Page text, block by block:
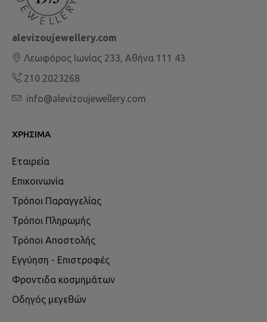
alevizoujewellery.com
Λεωφόρος Ιωνίας 233, Αθήνα 111 43
210 2023268
info@alevizoujewellery.com
ΧΡΉΣΙΜΑ
Εταιρεία
Επικοινωνία
Τρόποι Παραγγελίας
Τρόποι Πληρωμής
Τρόποι Αποστολής
Εγγύηση - Επιστροφές
Φροντιδα κοσμημάτων
Οδηγός μεγεθών